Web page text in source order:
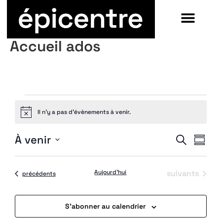
Accueil ados
NoticeIl n’y a pas d’évènements à venir.
Recherche
À venir
la
Évènements
précédents Aujourd’hui Évènements
suivants
S’abonner au calendrier